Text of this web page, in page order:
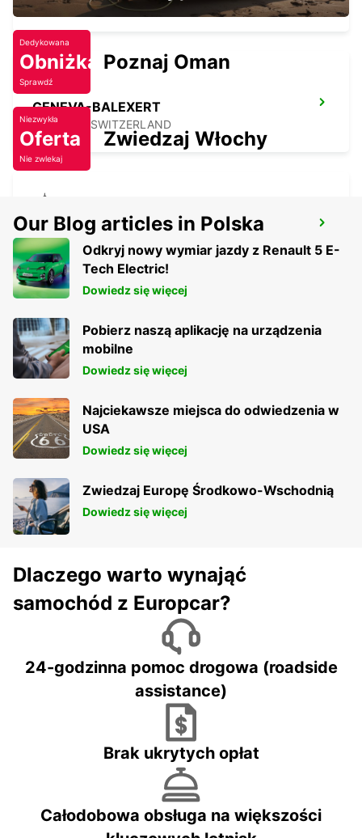
CHATELAINE - SWITZERLAND
GENEVA-BALEXERT
VERNIER - SWITZERLAND
GENEWA CITY
GENEVA - SWITZERLAND
Dedykowana
Obniżka
Sprawdź
Poznaj Oman
Niezwykła
Oferta
Nie zwlekaj
Zwiedzaj Włochy
Our Blog articles in Polska
Odkryj nowy wymiar jazdy z Renault 5 E-
Tech Electric!
Dowiedz się więcej
Pobierz naszą aplikację na urządzenia
mobilne
Dowiedz się więcej
Najciekawsze miejsca do odwiedzenia w
USA
Dowiedz się więcej
Zwiedzaj Europę Środkowo-Wschodnią
Dowiedz się więcej
Dlaczego warto wynająć
samochód z Europcar?
24-godzinna pomoc drogowa (roadside
assistance)
Brak ukrytych opłat
Całodobowa obsługa na większości